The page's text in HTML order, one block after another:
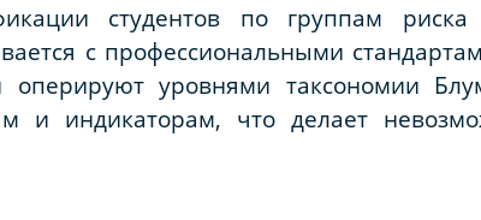
студентов по группам
с профессиональными
оперируют уровнями таксономии
и индикаторам, что делает